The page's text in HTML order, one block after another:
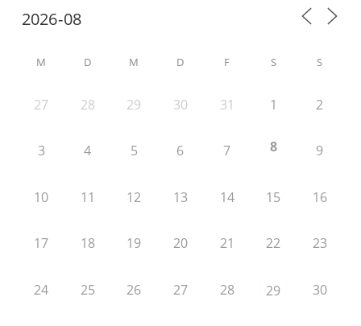
M D M D F S S
27 28 29 30 31 1 2
3 4 5 6 7 8 9
10 11 12 13 14 15 16
17 18 19 20 21 22 23
24 25 26 27 28 29 30